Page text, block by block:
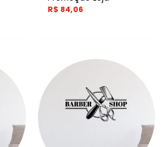
R$ 84,06